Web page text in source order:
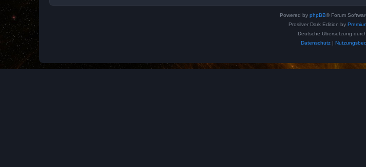
Powered by phpBB® Forum
Prosilver Dark Edition by
Deutsche Übersetzung durch
Datenschutz|